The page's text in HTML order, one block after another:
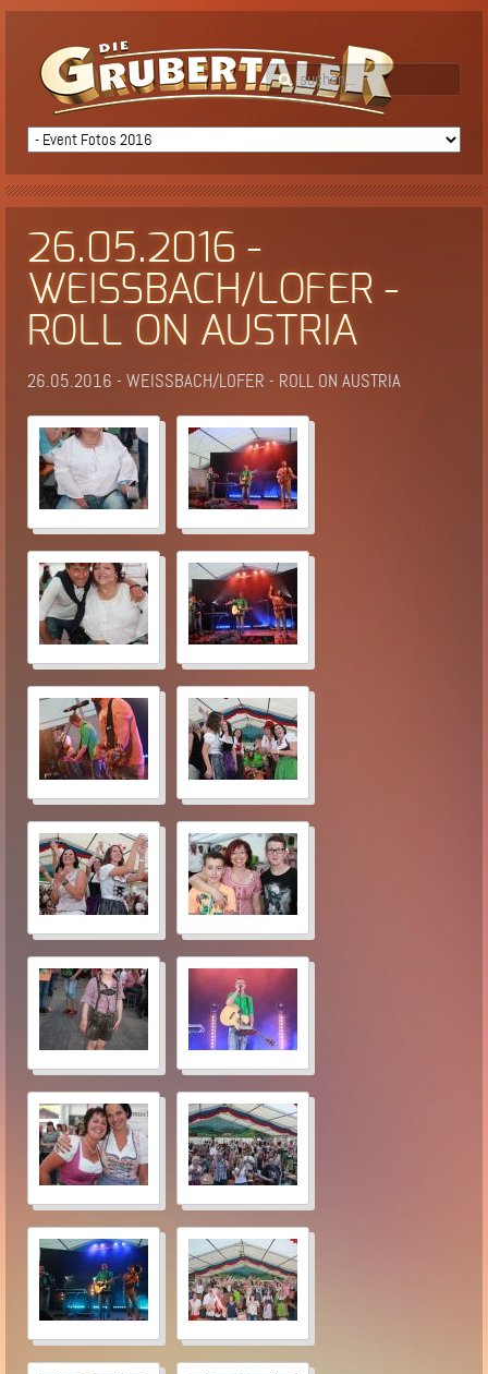
26.05.2016 -
WEISSBACH/LOFER -
ROLL ON AUSTRIA
26.05.2016 - WEISSBACH/LOFER - ROLL ON AUSTRIA